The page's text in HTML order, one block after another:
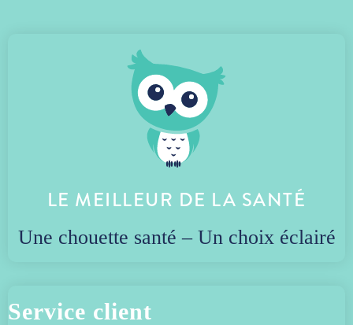
POUR QUI ?
Les personnes actives qui veulent
une eau filtrée partout, sans
dépendre d’un point d’eau filtrée
Les sportifs et les adeptes de
remplir en eau de source en toute
consommation de bouteilles
LE MEILLEUR DE LA SANTÉ
Une chouette santé – Un choix éclairé
Service client